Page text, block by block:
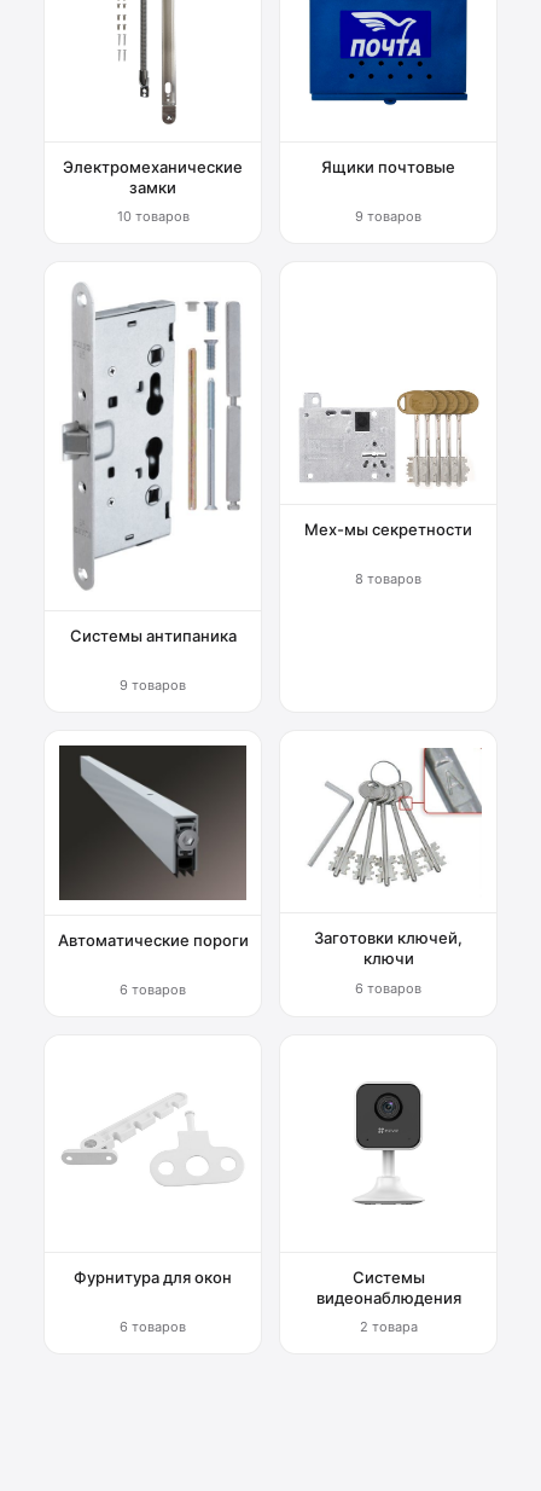
Электромеханические
замки
10 товаров
Ящики почтовые
9 товаров
Системы антипаника
9 товаров
Мех-мы секретности
8 товаров
Автоматические пороги
6 товаров
Заготовки ключей,
ключи
6 товаров
Фурнитура для окон
6 товаров
Системы
видеонаблюдения
2 товара